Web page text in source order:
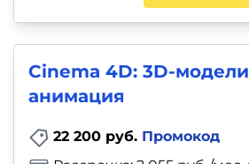
Cinema 4D: 3D-
анимация
22 200 руб. Промокод